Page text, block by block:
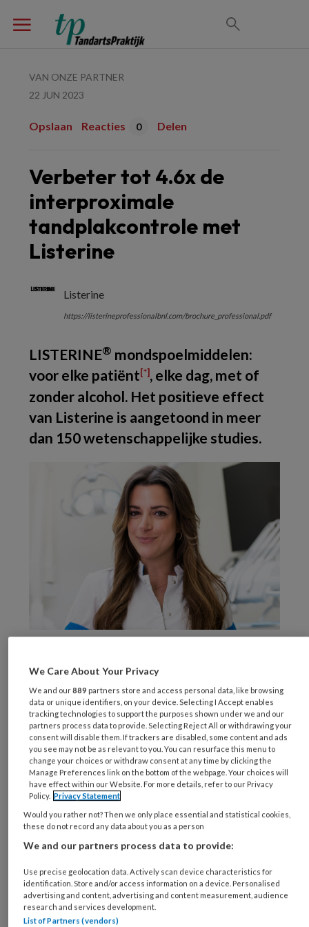
VAN ONZE PARTNER
22 JUN 2023
Opslaan Reacties 0 Delen
Verbeter tot 4.6x de
interproximale
tandplakcontrole met
Listerine
Listerine
https://listerineprofessionalbnl.com/brochure_professional.pdf
LISTERINE® mondspoelmiddelen:
voor elke patiënt[*], elke dag, met of
zonder alcohol. Het positieve effect
van Listerine is aangetoond in meer
dan 150 wetenschappelijke studies.
er elke dag opnieuw een laagje tandplak op
tanden en kiezen, dat hoofdzakelijk bestaat uit
bacteriën. Alle plak verwijderen kost tijd en
moeite. De schadelijke bacteriën in de
tandplak veroorzaken tandbederf en
ontstoken tandvlees, vooral tussen de tanden
en kiezen en langs de rand van het tandvlees.
De dagelijkse mondhygiëne blijkt een
uitdaging voor uw patiënten. Wist u dat de
gemiddelde poetstijd slechts 46 seconden
bedraagt en dat slechts 31 % van de
Nederlanders regelmatig flost.
Ja inderdaad, de mondhygiëne thuis kan bij
We Care About Your Privacy
We and our889 partners store and access personal data, like browsing
data or unique identifiers, on your device. Selecting I Accept enables
tracking technologies to support the purposes shown under we and our
partners process data to provide. Selecting Reject All or withdrawing your
consent will disable them. If trackers are disabled, some content and ads
you see may not be as relevant to you. You can resurface this menu to
change your choices or withdraw consent at any time by clicking the
Manage Preferences link on the bottom of the webpage. Your choices will
have effect within our Website. For more details, refer to our Privacy
Policy. Privacy Statement
Would you rather not? Then we only place essential and statistical cookies,
these do not record any data about you as a person
We and our partners process data to provide:
Use precise geolocation data. Actively scan device characteristics for
identification. Store and/or access information on a device. Personalised
advertising and content, advertising and content measurement, audience
research and services development.
List of Partners (vendors)